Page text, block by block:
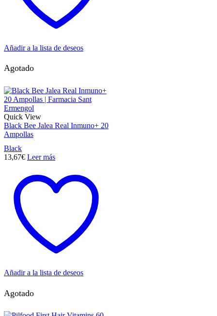
Añadir a la lista de deseos
Agotado
Quick View
Black Bee Jalea Real Inmuno+ 20
Ampollas
Black
13,67€ Leer más
Añadir a la lista de deseos
Agotado